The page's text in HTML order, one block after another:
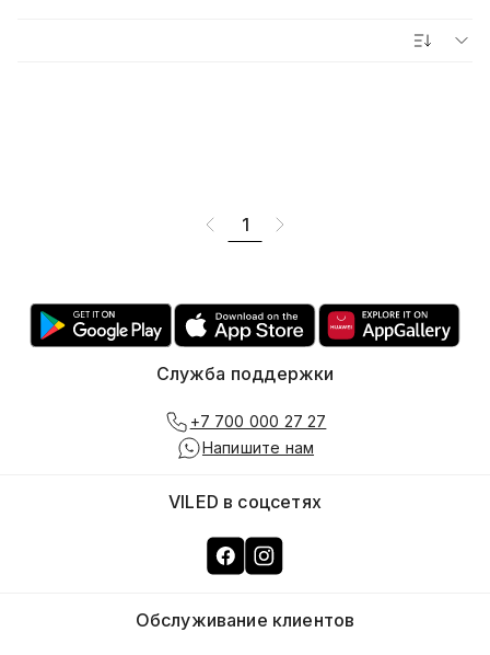
1
Обслуживание клиентов
VILED в соцсетях
Служба поддержки
+7 700 000 27 27
Напишите нам